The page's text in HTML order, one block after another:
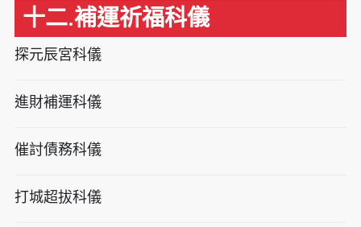
十二.補運祈福科儀
探元辰宮科儀
進財補運科儀
催討債務科儀
打城超拔科儀